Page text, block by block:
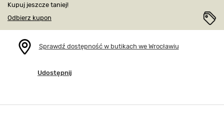
Kupuj jeszcze taniej!
Odbierz kupon
Sprawdź dostępność w butikach we Wrocławiu
Udostępnij